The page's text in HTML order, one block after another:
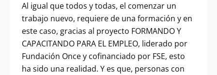
Al igual que todos y todas, el comenzar un
trabajo nuevo, requiere de una formación y en
este caso, gracias al proyecto FORMANDO Y
CAPACITANDO PARA EL EMPLEO, liderado por
Fundación Once y cofinanciado por FSE, esto
ha sido una realidad. Y es que, personas con